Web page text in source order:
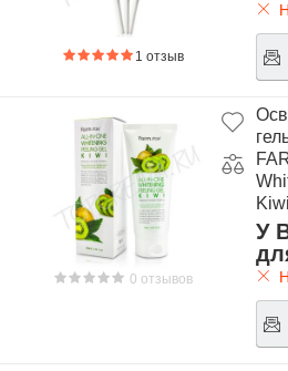
1 отзыв
0 отзывов
Kiwi
У